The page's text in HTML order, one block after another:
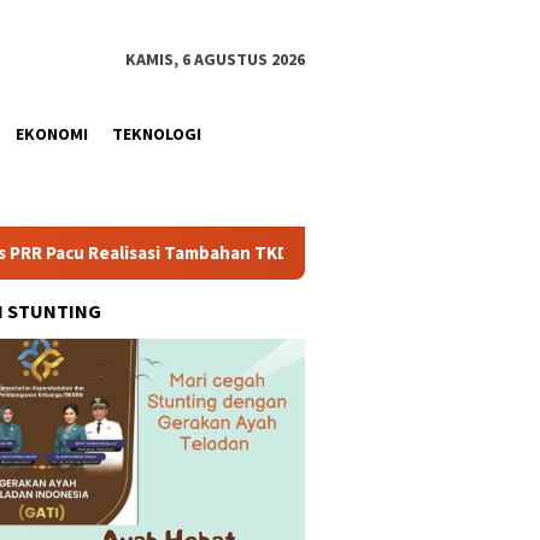
KAMIS, 6 AGUSTUS 2026
EKONOMI TEKNOLOGI
Tambahan TKD Aceh Rp1,65 Triliun, Pastikan Transparan
STUNTING